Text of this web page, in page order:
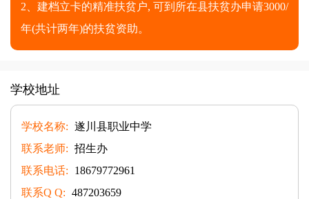
2、建档立卡的精准扶贫户, 可到所在县扶贫办申请3000/
年(共计两年)的扶贫资助。
学校地址
学校名称: 遂川县职业中学
联系老师: 招生办
联系电话:
18679772961
联系Q Q: 487203659